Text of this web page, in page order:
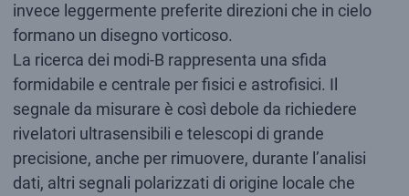
invece leggermente preferite direzioni che in cielo
formano un disegno vorticoso.
La ricerca dei modi-B rappresenta una sfida
formidabile e centrale per fisici e astrofisici. Il
segnale da misurare è così debole da richiedere
rivelatori ultrasensibili e telescopi di grande
precisione, anche per rimuovere, durante l’analisi
dati, altri segnali polarizzati di origine locale che